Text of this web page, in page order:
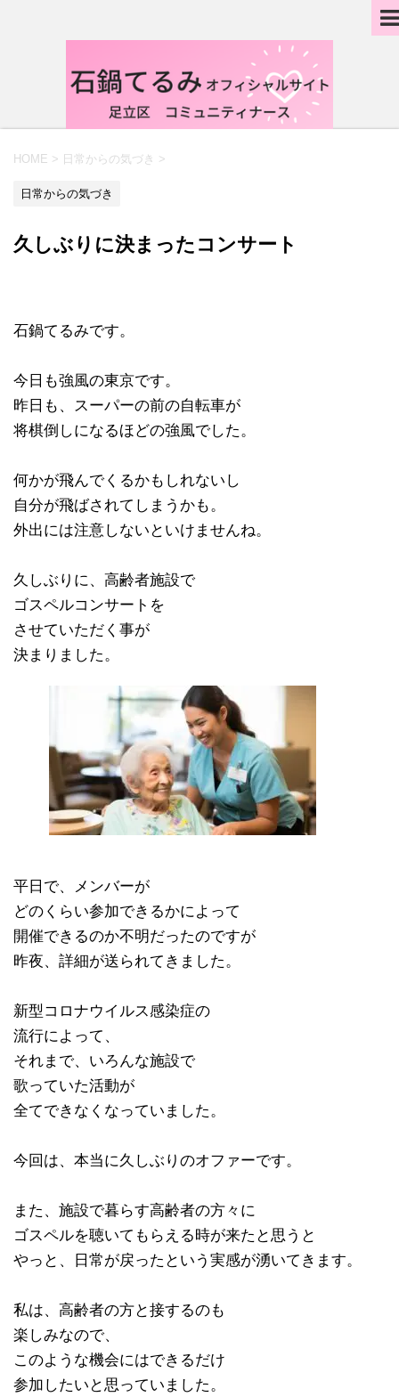
HOME > 日常からの気づき >
日常からの気づき
久しぶりに決まったコンサート
石鍋てるみです。
今日も強風の東京です。
昨日も、スーパーの前の自転車が
将棋倒しになるほどの強風でした。
何かが飛んでくるかもしれないし
自分が飛ばされてしまうかも。
外出には注意しないといけませんね。
久しぶりに、高齢者施設で
ゴスペルコンサートを
させていただく事が
決まりました。
平日で、メンバーが
どのくらい参加できるかによって
開催できるのか不明だったのですが
昨夜、詳細が送られてきました。
新型コロナウイルス感染症の
流行によって、
それまで、いろんな施設で
歌っていた活動が
全てできなくなっていました。
今回は、本当に久しぶりのオファーです。
また、施設で暮らす高齢者の方々に
ゴスペルを聴いてもらえる時が来たと思うと
やっと、日常が戻ったという実感が湧いてきます。
私は、高齢者の方と接するのも
楽しみなので、
このような機会にはできるだけ
参加したいと思っていました。